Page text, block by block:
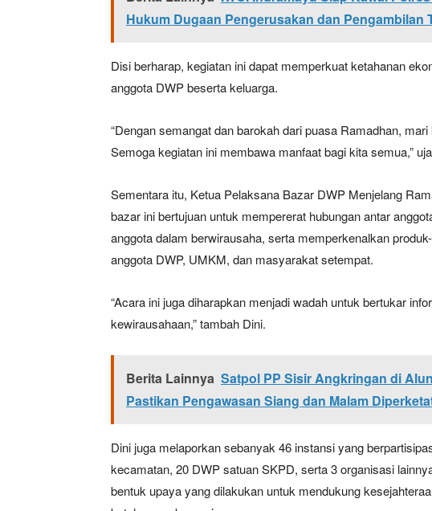
Hukum Dugaan Pengerusakan dan Pengambilan
Disi berharap, kegiatan ini dapat memperkuat ketahanan
anggota DWP beserta keluarga.
“Dengan semangat dan barokah dari puasa Ramadhan,
Semoga kegiatan ini membawa manfaat bagi kita semua,”
Sementara itu, Ketua Pelaksana Bazar DWP Menjelang
bazar ini bertujuan untuk mempererat hubungan antar
anggota dalam berwirausaha, serta memperkenalkan
anggota DWP, UMKM, dan masyarakat setempat.
“Acara ini juga diharapkan menjadi wadah untuk bertukar
kewirausahaan,” tambah Dini.
Berita Lainnya Satpol PP Sisir Angkringan di
Pastikan Pengawasan Siang dan Malam
Dini juga melaporkan sebanyak 46 instansi yang
kecamatan, 20 DWP satuan SKPD, serta 3 organisasi
bentuk upaya yang dilakukan untuk mendukung